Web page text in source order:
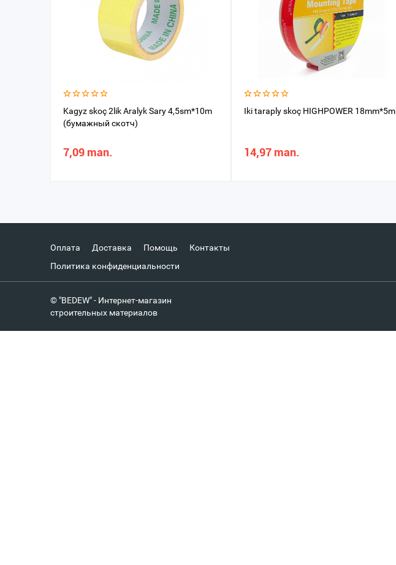
Kagyz skoç 2lik Aralyk Sary 4,5sm*10m
(бумажный скотч)
7,09 man.
Iki taraply skoç HIGHPOWER 18mm*5m
14,97 man.
Оплата Доставка Помощь
Контакты
Политика конфиденциальности
© "BEDEW" - Интернет-магазин
строительных материалов